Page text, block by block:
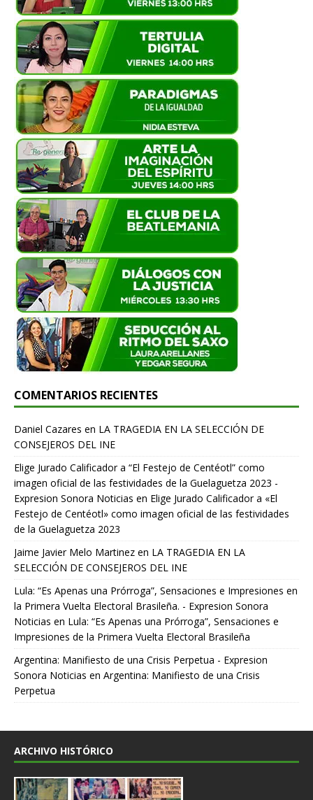
COMENTARIOS RECIENTES
Daniel Cazares en LA TRAGEDIA EN LA SELECCIÓN DE
CONSEJEROS DEL INE
Elige Jurado Calificador a “El Festejo de Centéotl” como
imagen oficial de las festividades de la Guelaguetza 2023 -
Expresion Sonora Noticias en Elige Jurado Calificador a «El
Festejo de Centéotl» como imagen oficial de las festividades
de la Guelaguetza 2023
Jaime Javier Melo Martinez en LA TRAGEDIA EN LA
SELECCIÓN DE CONSEJEROS DEL INE
Lula: “Es Apenas una Prórroga”, Sensaciones e Impresiones en
la Primera Vuelta Electoral Brasileña. - Expresion Sonora
Noticias en Lula: “Es Apenas una Prórroga”, Sensaciones e
Impresiones de la Primera Vuelta Electoral Brasileña
Argentina: Manifiesto de una Crisis Perpetua - Expresion
Sonora Noticias en Argentina: Manifiesto de una Crisis
Perpetua
ARCHIVO HISTÓRICO